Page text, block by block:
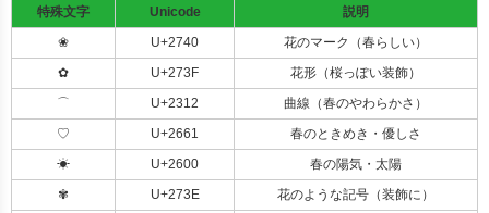
特殊文字 Unicode
説明
❀
U+2740
花のマーク（春らしい）
✿
U+273F
花形（桜っぽい装飾）
⌒
U+2312
曲線（春のやわらかさ）
♡
U+2661
春のときめき・優しさ
☀
U+2600
春の陽気・太陽
✾
U+273E
花のような記号（装飾に）